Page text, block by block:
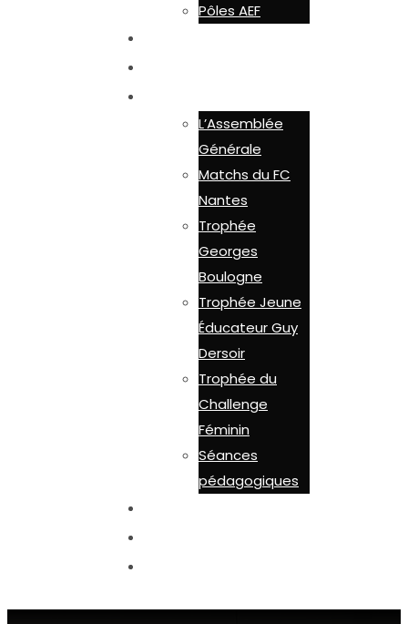
Pôles AEF
L’Assemblée
Générale
Matchs du FC
Nantes
Trophée
Georges
Boulogne
Trophée Jeune
Éducateur Guy
Dersoir
Trophée du
Challenge
Féminin
Séances
pédagogiques